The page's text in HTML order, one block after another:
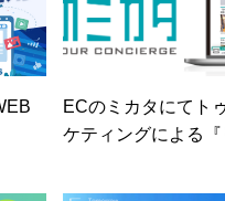
ECのミカタにてト
ケティングによる
れました